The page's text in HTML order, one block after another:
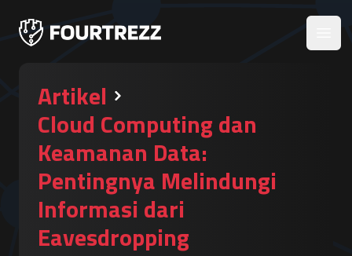
Artikel
Cloud Computing dan
Keamanan Data:
Pentingnya Melindungi
Informasi dari
Eavesdropping